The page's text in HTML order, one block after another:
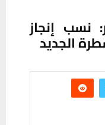
نسب إنجاز
الجديد